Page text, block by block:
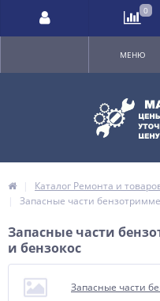
МЕНЮ
Каталог Ремонта и
Запасные части
Запасные части
и бензокос
Запасные части
0